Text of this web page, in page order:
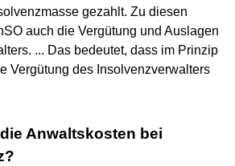
gezahlt. Zu diesen
auch die Vergütung und Auslagen
... Das bedeutet, dass im Prinzip
Vergütung des Insolvenzverwalters
Anwaltskosten bei